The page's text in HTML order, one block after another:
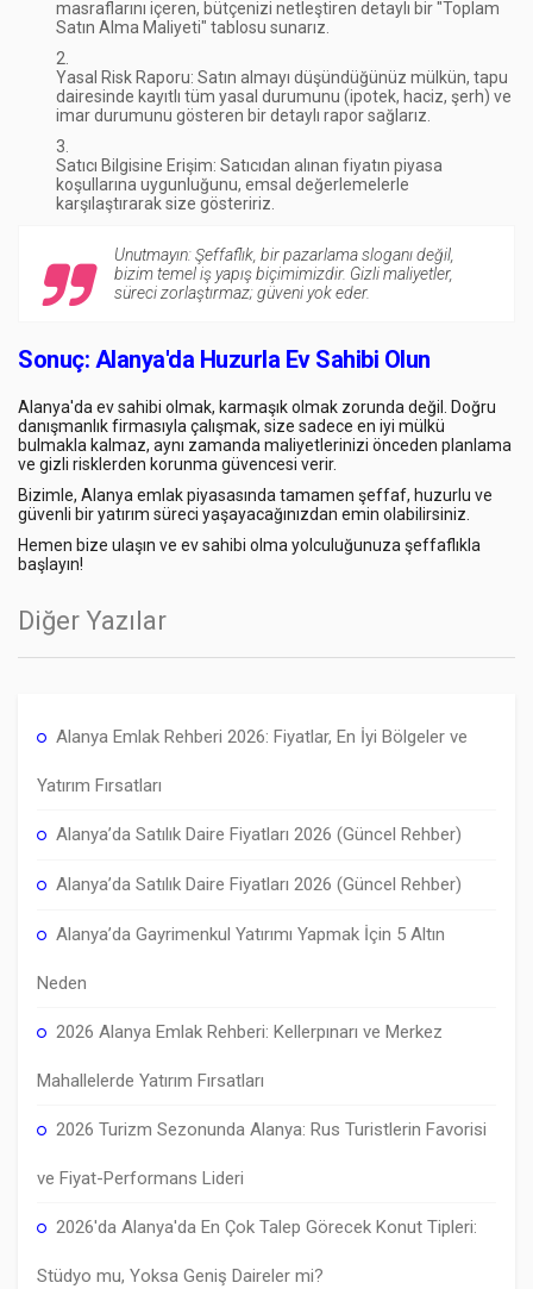
masraflarını içeren, bütçenizi netleştiren detaylı bir"Toplam
Satın Alma Maliyeti" tablosu sunarız.
Yasal Risk Raporu: Satın almayı düşündüğünüz mülkün, tapu
dairesinde kayıtlı tüm yasal durumunu (ipotek, haciz, şerh) ve
imar durumunu gösteren birdetaylı raporsağlarız.
Satıcı Bilgisine Erişim: Satıcıdan alınan fiyatın piyasa
koşullarına uygunluğunu, emsal değerlemelerle
karşılaştırarak size gösteririz.
Unutmayın:Şeffaflık, bir pazarlama sloganı değil,
bizim temel iş yapış biçimimizdir. Gizli maliyetler,
süreci zorlaştırmaz;güveni yok eder.
Sonuç: Alanya'da Huzurla Ev Sahibi Olun
Alanya'da ev sahibi olmak, karmaşık olmak zorunda değil. Doğru
danışmanlık firmasıyla çalışmak, size sadece en iyi mülkü
bulmakla kalmaz, aynı zamanda maliyetlerinizi önceden planlama
ve gizli risklerden korunma güvencesi verir.
Bizimle, Alanya emlak piyasasında tamamen şeffaf, huzurlu ve
güvenli bir yatırım süreci yaşayacağınızdan emin olabilirsiniz.
Hemen bize ulaşın ve ev sahibi olma yolculuğunuza şeffaflıkla
başlayın!
Diğer Yazılar
Alanya Emlak Rehberi 2026: Fiyatlar, En İyi Bölgeler ve
Yatırım Fırsatları
Alanya’da Satılık Daire Fiyatları 2026 (Güncel Rehber)
Alanya’da Satılık Daire Fiyatları 2026 (Güncel Rehber)
Alanya’da Gayrimenkul Yatırımı Yapmak İçin 5 Altın
Neden
2026 Alanya Emlak Rehberi: Kellerpınarı ve Merkez
Mahallelerde Yatırım Fırsatları
2026 Turizm Sezonunda Alanya: Rus Turistlerin Favorisi
ve Fiyat-Performans Lideri
2026'da Alanya'da En Çok Talep Görecek Konut Tipleri:
Stüdyo mu, Yoksa Geniş Daireler mi?